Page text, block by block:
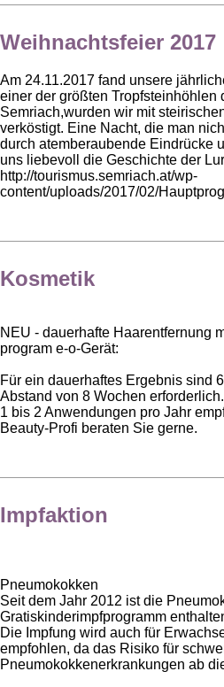
Weihnachtsfeier 2017
Am 24.11.2017 fand unsere
einer der größten Tropfsteinhöhlen
Semriach,wurden wir mit
verköstigt. Eine Nacht, die man
durch atemberaubende Eindrücke
uns liebevoll die Geschichte der
http://tourismus.semriach.at/wp-
content/uploads/2017/02/
Kosmetik
NEU - dauerhafte Haarentfernung
program e-o-Gerät:
Für ein dauerhaftes Ergebnis sind
Abstand von 8 Wochen
1 bis 2 Anwendungen pro Jahr
Beauty-Profi beraten Sie gerne.
Impfaktion
Pneumokokken
Seit dem Jahr 2012 ist die
Gratiskinderimpfprogramm
Die Impfung wird auch für
empfohlen, da das Risiko für
Pneumokokkenerkrankungen ab